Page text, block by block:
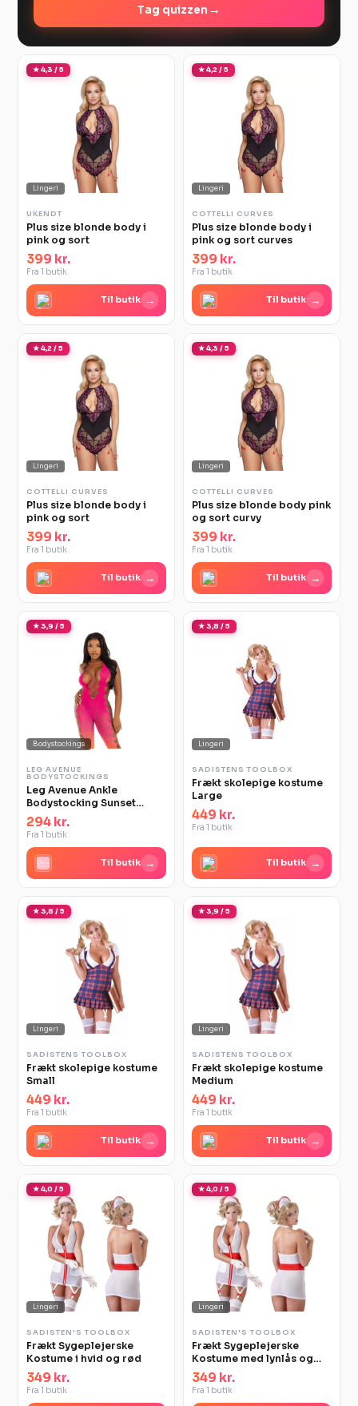
Tag quizzen →
★ 4,3 / 5
Lingeri
UKENDT
Plus size blonde body i
pink og sort
399 kr.
Fra 1 butik
Til butik →
★ 4,2 / 5
Lingeri
COTTELLI CURVES
Plus size blonde body i
pink og sort curves
399 kr.
Fra 1 butik
Til butik →
★ 4,2 / 5
Lingeri
COTTELLI CURVES
Plus size blonde body i
pink og sort
399 kr.
Fra 1 butik
Til butik →
★ 4,3 / 5
Lingeri
COTTELLI CURVES
Plus size blonde body pink
og sort curvy
399 kr.
Fra 1 butik
Til butik →
★ 3,9 / 5
Bodystockings
LEG AVENUE
BODYSTOCKINGS
Leg Avenue Ankle
Bodystocking Sunset
flerfarvet
294 kr.
Fra 1 butik
Til butik →
★ 3,8 / 5
Lingeri
SADISTENS TOOLBOX
Frækt skolepige kostume
Large
449 kr.
Fra 1 butik
Til butik →
★ 3,8 / 5
Lingeri
SADISTENS TOOLBOX
Frækt skolepige kostume
Small
449 kr.
Fra 1 butik
Til butik →
★ 3,9 / 5
Lingeri
SADISTENS TOOLBOX
Frækt skolepige kostume
Medium
449 kr.
Fra 1 butik
Til butik →
★ 4,0 / 5
Lingeri
SADISTEN'S TOOLBOX
Frækt Sygeplejerske
Kostume i hvid og rød
349 kr.
Fra 1 butik
★ 4,0 / 5
Lingeri
SADISTEN'S TOOLBOX
Frækt Sygeplejerske
Kostume med lynlås og
strømpeholdere
349 kr.
Fra 1 butik